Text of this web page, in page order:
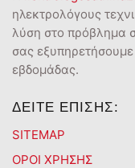
ηλεκτρολόγους
λύση στο πρόβλημα
σας
εβδομάδας.
ΔΕΙΤΕ ΕΠΙΣΗΣ:
SITEMAP
ΟΡΟΙ ΧΡΗΣΗΣ